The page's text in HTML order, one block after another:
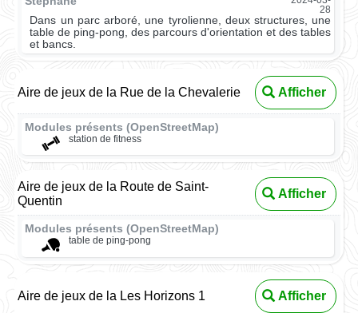
28
Dans un parc arboré, une tyrolienne, deux structures, une
table de ping-pong, des parcours d'orientation et des tables
et bancs.
Aire de jeux de la Rue de la Chevalerie Afficher
Modules présents (OpenStreetMap)
station de fitness
Aire de jeux de la Route de Saint-
Quentin
Afficher
Modules présents (OpenStreetMap)
table de ping-pong
Aire de jeux de la Les Horizons 1 Afficher